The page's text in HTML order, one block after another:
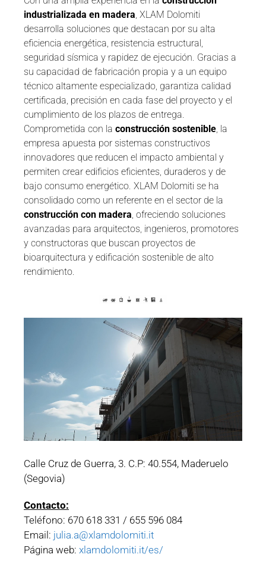
industrializada en madera , XLAM Dolomiti
desarrolla soluciones que destacan por su alta
eficiencia energética, resistencia estructural,
seguridad sísmica y rapidez de ejecución. Gracias a
su capacidad de fabricación propia y a un equipo
técnico altamente especializado, garantiza calidad
certificada, precisión en cada fase del proyecto y el
cumplimiento de los plazos de entrega.
Comprometida con la construcción sostenible , la
empresa apuesta por sistemas constructivos
innovadores que reducen el impacto ambiental y
permiten crear edificios eficientes, duraderos y de
bajo consumo energético. XLAM Dolomiti se ha
consolidado como un referente en el sector de la
construcción con madera , ofreciendo soluciones
avanzadas para arquitectos, ingenieros, promotores
y constructoras que buscan proyectos de
bioarquitectura y edificación sostenible de alto
rendimiento.
Calle Cruz de Guerra, 3. C.P: 40.554, Maderuelo
(Segovia)
Contacto:
Teléfono: 670 618 331 / 655 596 084
Email: julia.a@xlamdolomiti.it
Página web: xlamdolomiti.it/es/